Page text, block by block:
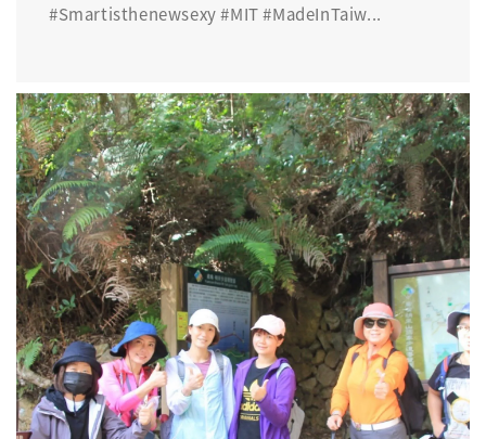
#Smartisthenewsexy #MIT #MadeInTaiw...